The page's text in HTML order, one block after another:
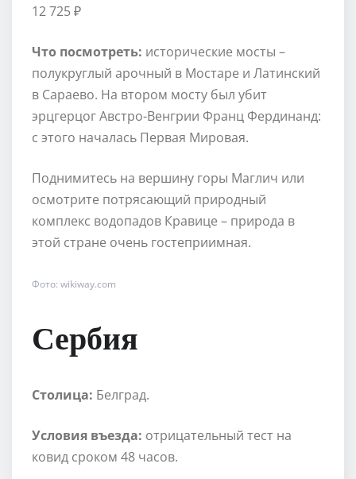
12 725 ₽
Что посмотреть: исторические мосты –
полукруглый арочный в Мостаре и Латинский
в Сараево. На втором мосту был убит
эрцгерцог Австро-Венгрии Франц Фердинанд:
с этого началась Первая Мировая.
Поднимитесь на вершину горы Маглич или
осмотрите потрясающий природный
комплекс водопадов Кравице – природа в
этой стране очень гостеприимная.
Фото: wikiway.com
Сербия
Столица: Белград.
Условия въезда: отрицательный тест на
ковид сроком 48 часов.